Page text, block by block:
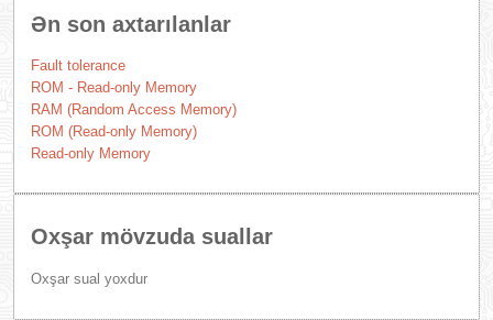
Ən son axtarılanlar
Fault tolerance
ROM - Read-only Memory
RAM (Random Access Memory)
ROM (Read-only Memory)
Read-only Memory
Oxşar mövzuda suallar
Oxşar sual yoxdur